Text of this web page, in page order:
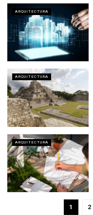
ARQUITECTURA
ARQUITECTURA
ARQUITECTURA
1 2